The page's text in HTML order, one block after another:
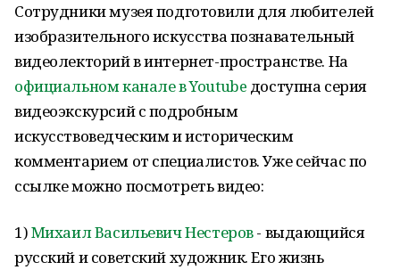
Сотрудники музея подготовили для любителей
изобразительного искусства познавательный
видеолекторий в интернет-пространстве. На
официальном канале в Youtube доступна серия
видеоэкскурсий с подробным
искусствоведческим и историческим
комментарием от специалистов. Уже сейчас по
ссылке можно посмотреть видео:
1)Михаил Васильевич Нестеров- выдающийся
русский и советский художник. Его жизнь